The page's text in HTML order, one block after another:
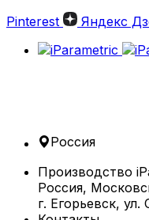
Pinterest
Яндекс
Россия
Производство
Россия,
г. Егорьевск, ул.